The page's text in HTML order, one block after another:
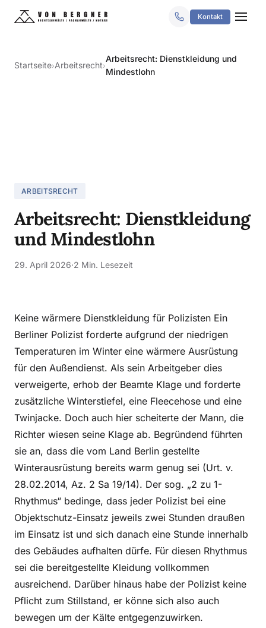
Kontakt
Startseite›Arbeitsrecht›
Arbeitsrecht: Dienstkleidung und
Mindestlohn
ARBEITSRECHT
Arbeitsrecht: Dienstkleidung
und Mindestlohn
29. April 2026·2 Min. Lesezeit
Keine wärmere Dienstkleidung für Polizisten Ein
Berliner Polizist forderte aufgrund der niedrigen
Temperaturen im Winter eine wärmere Ausrüstung
für den Außendienst. Als sein Arbeitgeber dies
verweigerte, erhob der Beamte Klage und forderte
zusätzliche Winterstiefel, eine Fleecehose und eine
Twinjacke. Doch auch hier scheiterte der Mann, die
Richter wiesen seine Klage ab. Begründend führten
sie an, dass die vom Land Berlin gestellte
Winterausrüstung bereits warm genug sei (Urt. v.
28.02.2014, Az. 2 Sa 19/14). Der sog. „2 zu 1-
Rhythmus“ bedinge, dass jeder Polizist bei eine
Objektschutz-Einsatz jeweils zwei Stunden draußen
im Einsatz ist und sich danach eine Stunde innerhalb
des Gebäudes aufhalten dürfe. Für diesen Rhythmus
sei die bereitgestellte Kleidung vollkommen
ausreichend. Darüber hinaus habe der Polizist keine
Pflicht zum Stillstand, er könne sich also auch
bewegen um der Kälte entgegenzuwirken.